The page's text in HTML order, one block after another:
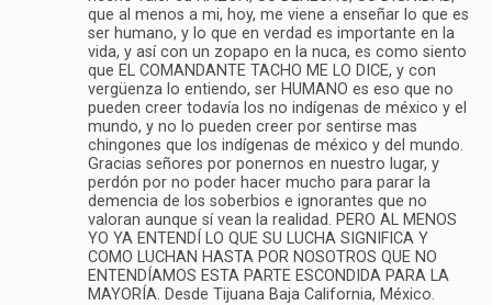
que al menos a mi, hoy, me viene a enseñar lo que es
ser humano, y lo que en verdad es importante en la
vida, y así con un zopapo en la nuca, es como siento
que EL COMANDANTE TACHO ME LO DICE, y con
vergüenza lo entiendo, ser HUMANO es eso que no
pueden creer todavía los no indígenas de méxico y el
mundo, y no lo pueden creer por sentirse mas
chingones que los indígenas de méxico y del mundo.
Gracias señores por ponernos en nuestro lugar, y
perdón por no poder hacer mucho para parar la
demencia de los soberbios e ignorantes que no
valoran aunque sí vean la realidad. PERO AL MENOS
YO YA ENTENDÍ LO QUE SU LUCHA SIGNIFICA Y
COMO LUCHAN HASTA POR NOSOTROS QUE NO
ENTENDÍAMOS ESTA PARTE ESCONDIDA PARA LA
MAYORÍA. Desde Tijuana Baja California, México.